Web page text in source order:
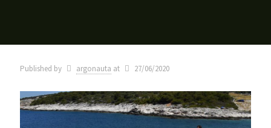
Published by argonauta at 27/06/2020